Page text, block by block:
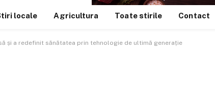
locale Agricultura Toate stirile Contact
și a redefinit sănătatea prin tehnologie de ultimă generație